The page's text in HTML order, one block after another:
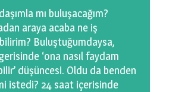
mı buluşacağım?
araya acaba ne iş
Buluştuğumdaysa,
‘ona nasıl faydam
düşüncesi. Oldu da benden
istedi? 24 saat içerisinde